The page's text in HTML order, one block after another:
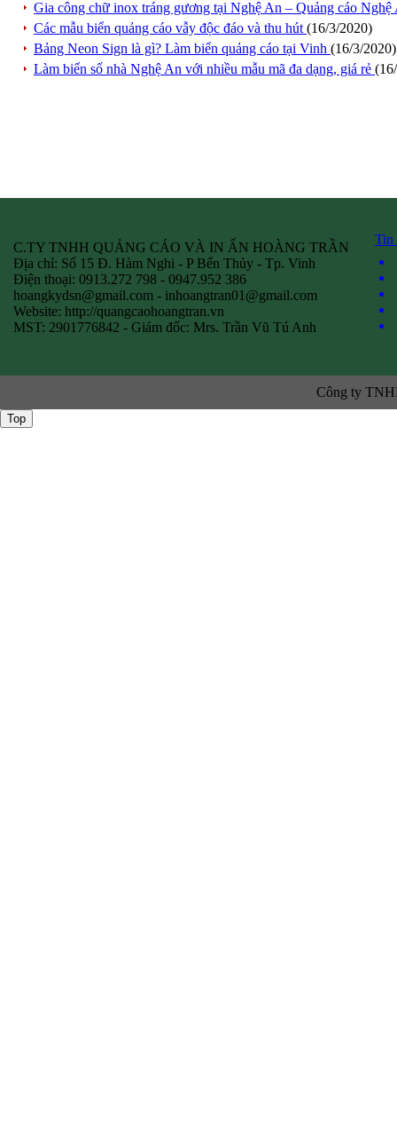
Gia công chữ inox tráng gương tại Nghệ An – Quảng cáo
Các mẫu biển quảng cáo vẫy độc đáo và thu hút (16/3/2020)
Bảng Neon Sign là gì? Làm biển quảng cáo tại Vinh (16/3/2020)
Làm biển số nhà Nghệ An với nhiều mẫu mã đa dạng, giá rẻ
C.TY TNHH QUẢNG CÁO VÀ IN ẤN HOÀNG TRẦN
Địa chỉ: Số 15 Đ. Hàm Nghi - P Bến Thủy - Tp. Vinh
Điện thoại: 0913.272 798 - 0947.952 386
hoangkydsn@gmail.com - inhoangtran01@gmail.com
Website: http://quangcaohoangtran.vn
MST: 2901776842 - Giám đốc: Mrs. Trần Vũ Tú Anh
Tin
Công ty
Top